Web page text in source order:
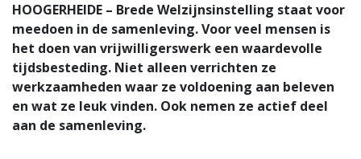
HOOGERHEIDE – Brede Welzijnsinstelling staat voor
meedoen in de samenleving. Voor veel mensen is
het doen van vrijwilligerswerk een waardevolle
tijdsbesteding. Niet alleen verrichten ze
werkzaamheden waar ze voldoening aan beleven
en wat ze leuk vinden. Ook nemen ze actief deel
aan de samenleving.